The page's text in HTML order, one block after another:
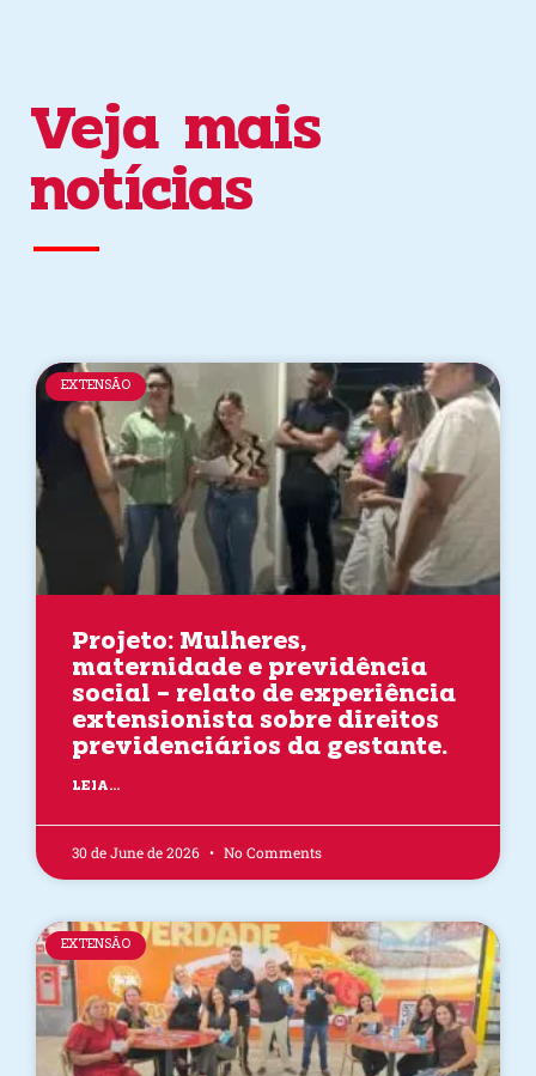
Veja mais
notícias
EXTENSÃO
Projeto: Mulheres,
maternidade e previdência
social – relato de experiência
extensionista sobre direitos
previdenciários da gestante.
LEIA...
30 de June de 2026 No Comments
EXTENSÃO